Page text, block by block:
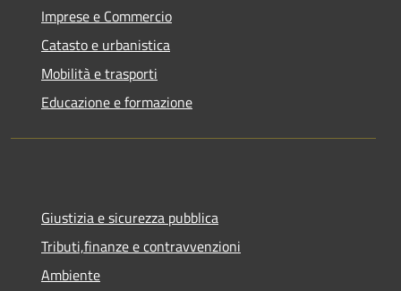
Imprese e Commercio
Catasto e urbanistica
Mobilità e trasporti
Educazione e formazione
Giustizia e sicurezza pubblica
Tributi,finanze e contravvenzioni
Ambiente